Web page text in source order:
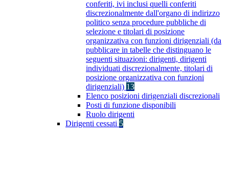
conferiti, ivi inclusi quelli conferiti
discrezionalmente dall'organo di indirizzo
politico senza procedure pubbliche di
selezione e titolari di posizione
organizzativa con funzioni dirigenziali (da
pubblicare in tabelle che distinguano le
seguenti situazioni: dirigenti, dirigenti
individuati discrezionalmente, titolari di
posizione organizzativa con funzioni
dirigenziali) 13
Elenco posizioni dirigenziali discrezionali
Posti di funzione disponibili
Ruolo dirigenti
Dirigenti cessati 5